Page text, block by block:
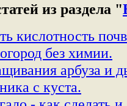
из раздела "
кислотность
без химии.
арбуза и
с куста.